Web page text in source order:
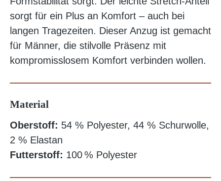
sorgt für ein Plus an Komfort – auch bei
langen Tragezeiten. Dieser Anzug ist gemacht
für Männer, die stilvolle Präsenz mit
kompromisslosem Komfort verbinden wollen.
Material
Oberstoff: 54 % Polyester, 44 % Schurwolle,
2 % Elastan
Futterstoff: 100 % Polyester